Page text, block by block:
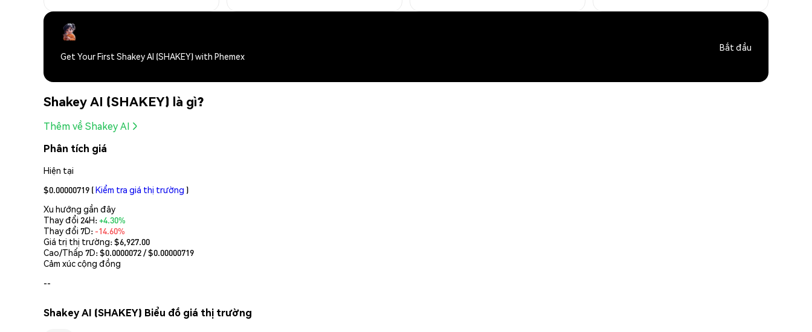
Get Your First Shakey AI (SHAKEY) with Phemex
Bắt đầu
Shakey AI (SHAKEY) là gì?
Thêm về Shakey AI
Phân tích giá
Hiện tại
$0.00000719 (Kiểm tra giá thị trường )
Xu hướng gần đây
Thay đổi 24H:+4.30%
Thay đổi 7D: -14.60%
Giá trị thị trường:$6,927.00
Cao/Thấp 7D: $0.0000072/ $0.00000719
Cảm xúc cộng đồng
--
Shakey AI (SHAKEY) Biểu đồ giá thị trường